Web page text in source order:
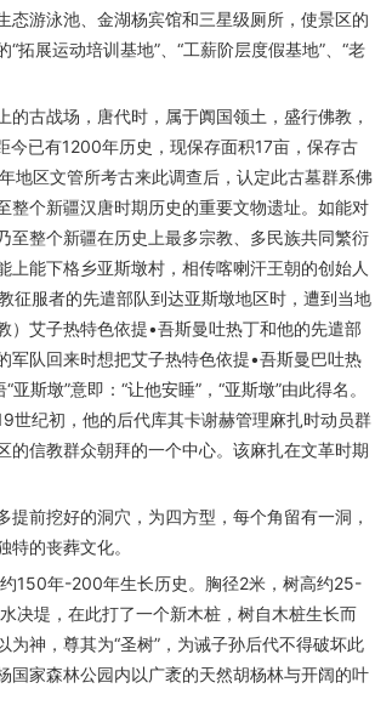
游泳池、金湖杨宾馆和三星级厕所，使景区的
展运动培训基地”、“工薪阶层度假基地”、“老
古战场，唐代时，属于阗国领土，盛行佛教，
已有1200年历史，现保存面积17亩，保存古
地区文管所考古来此调查后，认定此古墓群系佛
整个新疆汉唐时期历史的重要文物遗址。如能对
至整个新疆在历史上最多宗教、多民族共同繁衍
能下格乡亚斯墩村，相传喀喇汗王朝的创始人
征服者的先遣部队到达亚斯墩地区时，遭到当地
艾子热特色依提•吾斯曼吐热丁和他的先遣部
军队回来时想把艾子热特色依提•吾斯曼巴吐热
斯墩”意即：“让他安睡”，“亚斯墩”由此得名。
世纪初，他的后代库其卡谢赫管理麻扎时动员群
信教群众朝拜的一个中心。该麻扎在文革时期
前挖好的洞穴，为四方型，每个角留有一洞，
的丧葬文化。
150年-200年生长历史。胸径2米，树高约25-
决堤，在此打了一个新木桩，树自木桩生长而
神，尊其为“圣树”，为诫子孙后代不得破坏此
国家森林公园内以广袤的天然胡杨林与开阔的叶